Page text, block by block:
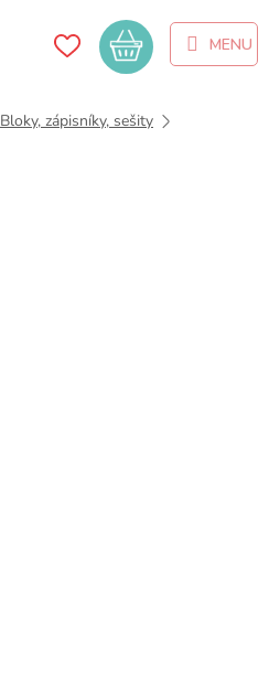
Nákupní
košík
Bloky, zápisníky, sešity